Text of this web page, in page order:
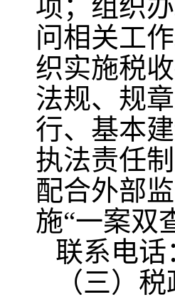
项；组织
问相关工
织实施税
法规、规
行、基本
执法责任
配合外部
施“一案双
联系电话
（三）